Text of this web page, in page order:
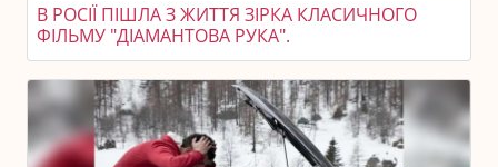
В РОСІЇ ПІШЛА З ЖИТТЯ ЗІРКА КЛАСИЧНОГО
ФІЛЬМУ "ДІАМАНТОВА РУКА".